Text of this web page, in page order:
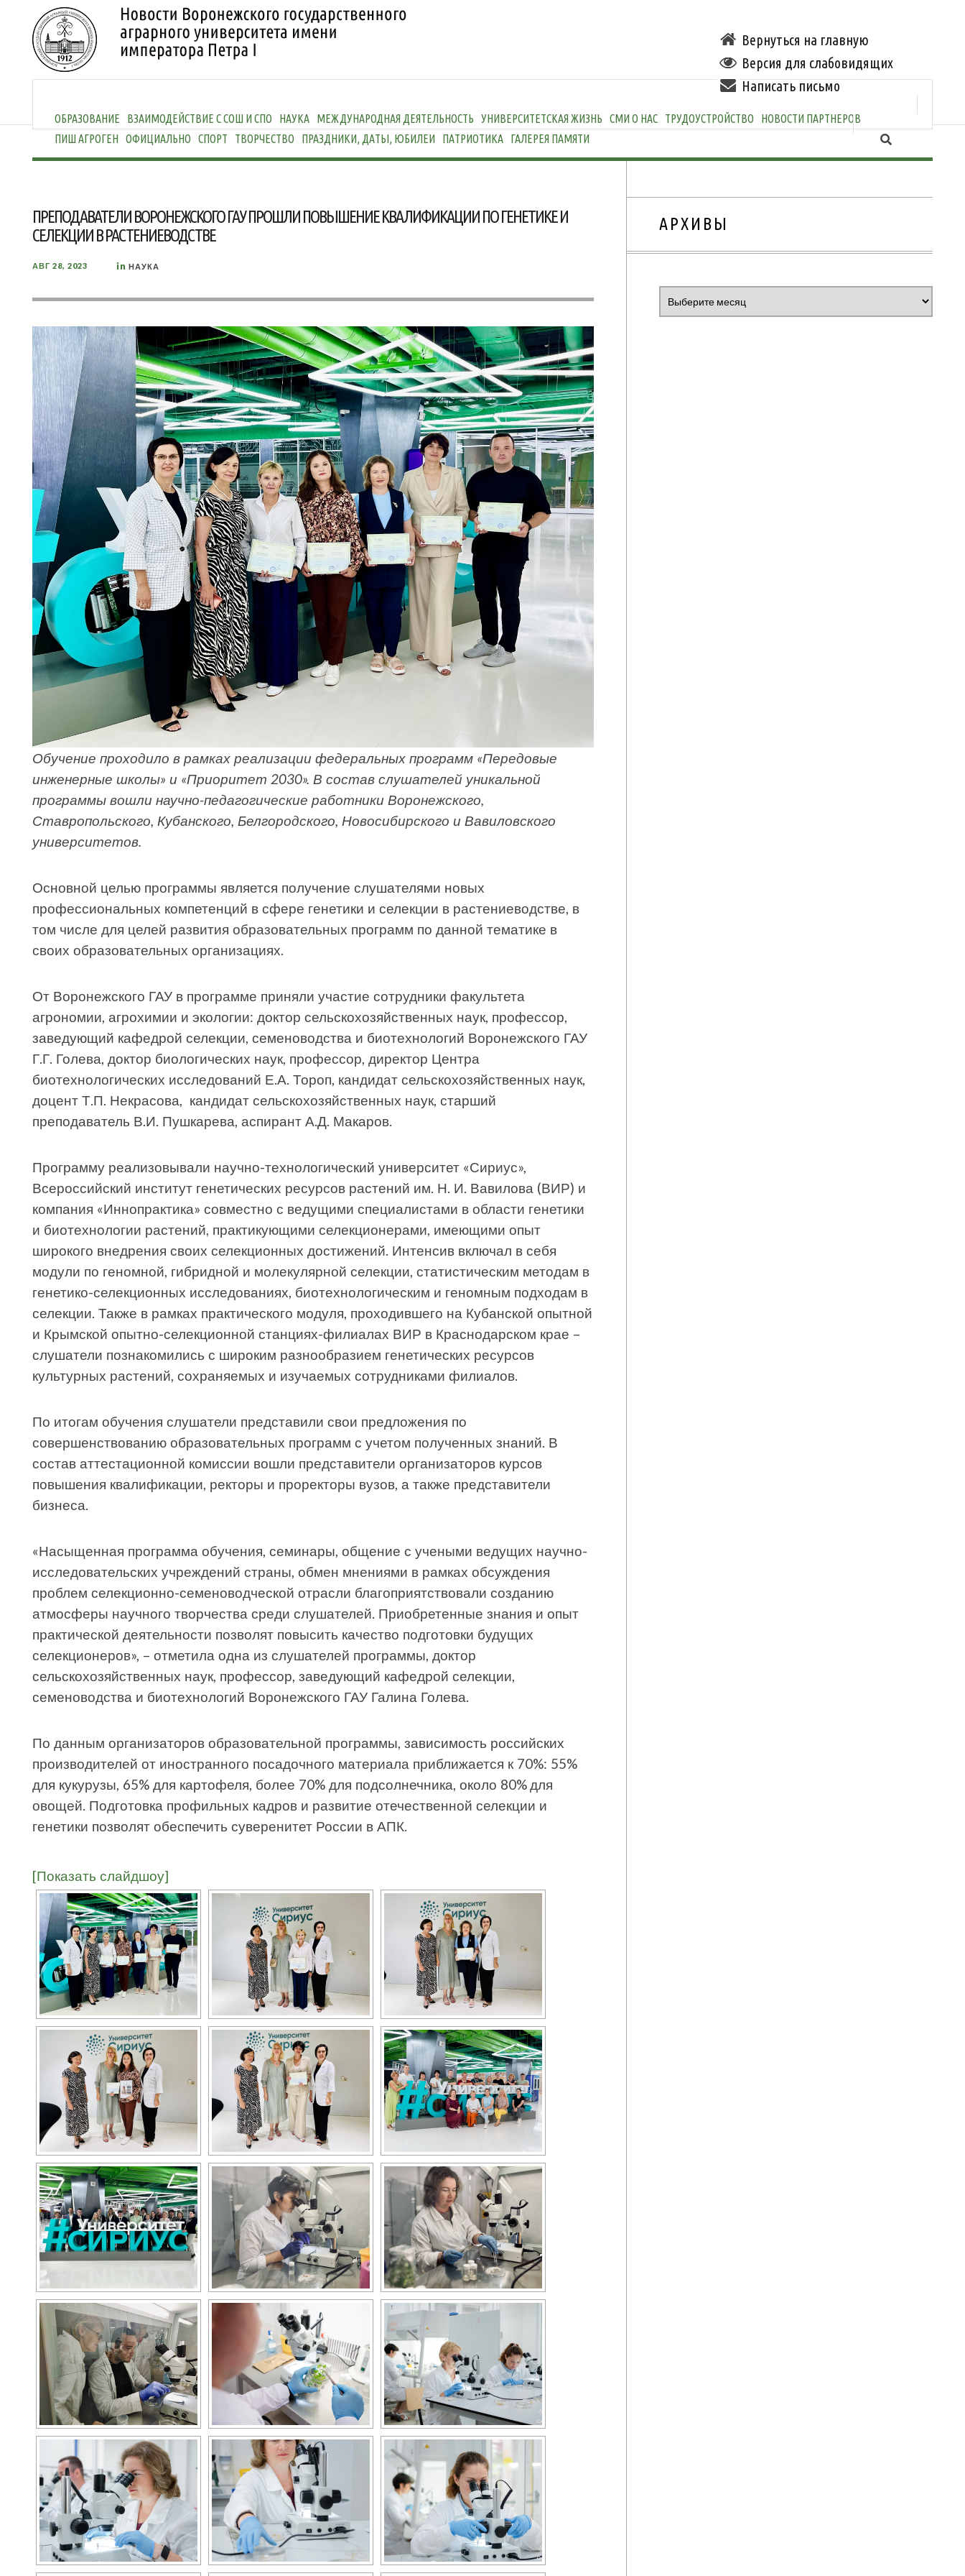
Вернуться на главную
Версия для слабовидящих
Написать письмо
ОБРАЗОВАНИЕ ВЗАИМОДЕЙСТВИЕ С СОШ И СПО НАУКА МЕЖДУНАРОДНАЯ ДЕЯТЕЛЬНОСТЬ УНИВЕРСИТЕТСКАЯ ЖИЗНЬ СМИ О НАС ТРУДОУСТРОЙСТВО
НОВОСТИ ПАРТНЕРОВ
ПИШ АГРОГЕН ОФИЦИАЛЬНО СПОРТ ТВОРЧЕСТВО ПРАЗДНИКИ, ДАТЫ, ЮБИЛЕИ ПАТРИОТИКА ГАЛЕРЕЯ ПАМЯТИ
ПРЕПОДАВАТЕЛИ ВОРОНЕЖСКОГО ГАУ ПРОШЛИ ПОВЫШЕНИЕ КВАЛИФИКАЦИИ ПО ГЕНЕТИКЕ И
СЕЛЕКЦИИ В РАСТЕНИЕВОДСТВЕ
АВГ 28, 2023 in НАУКА
Обучение проходило в рамках реализации федеральных программ «Передовые
инженерные школы» и «Приоритет 2030». В состав слушателей уникальной
программы вошли научно-педагогические работники Воронежского,
Ставропольского, Кубанского, Белгородского, Новосибирского и Вавиловского
университетов.
Основной целью программы является получение слушателями новых
профессиональных компетенций в сфере генетики и селекции в растениеводстве, в
том числе для целей развития образовательных программ по данной тематике в
своих образовательных организациях.
От Воронежского ГАУ в программе приняли участие сотрудники факультета
агрономии, агрохимии и экологии: доктор сельскохозяйственных наук, профессор,
заведующий кафедрой селекции, семеноводства и биотехнологий Воронежского ГАУ
Г.Г. Голева, доктор биологических наук, профессор, директор Центра
биотехнологических исследований Е.А. Тороп, кандидат сельскохозяйственных наук,
доцент Т.П. Некрасова, кандидат сельскохозяйственных наук, старший
преподаватель В.И. Пушкарева, аспирант А.Д. Макаров.
Программу реализовывали научно-технологический университет «Сириус»,
Всероссийский институт генетических ресурсов растений им. Н. И. Вавилова (ВИР) и
компания «Иннопрактика» совместно с ведущими специалистами в области генетики
и биотехнологии растений, практикующими селекционерами, имеющими опыт
широкого внедрения своих селекционных достижений. Интенсив включал в себя
модули по геномной, гибридной и молекулярной селекции, статистическим методам в
генетико-селекционных исследованиях, биотехнологическим и геномным подходам в
селекции. Также в рамках практического модуля, проходившего на Кубанской опытной
и Крымской опытно-селекционной станциях-филиалах ВИР в Краснодарском крае –
слушатели познакомились с широким разнообразием генетических ресурсов
культурных растений, сохраняемых и изучаемых сотрудниками филиалов.
По итогам обучения слушатели представили свои предложения по
совершенствованию образовательных программ с учетом полученных знаний. В
состав аттестационной комиссии вошли представители организаторов курсов
повышения квалификации, ректоры и проректоры вузов, а также представители
бизнеса.
«Насыщенная программа обучения, семинары, общение с учеными ведущих научно-
исследовательских учреждений страны, обмен мнениями в рамках обсуждения
проблем селекционно-семеноводческой отрасли благоприятствовали созданию
атмосферы научного творчества среди слушателей. Приобретенные знания и опыт
практической деятельности позволят повысить качество подготовки будущих
селекционеров», – отметила одна из слушателей программы, доктор
сельскохозяйственных наук, профессор, заведующий кафедрой селекции,
семеноводства и биотехнологий Воронежского ГАУ Галина Голева.
По данным организаторов образовательной программы, зависимость российских
производителей от иностранного посадочного материала приближается к 70%: 55%
для кукурузы, 65% для картофеля, более 70% для подсолнечника, около 80% для
овощей. Подготовка профильных кадров и развитие отечественной селекции и
генетики позволят обеспечить суверенитет России в АПК.
[Показать слайдшоу]
АРХИВЫ